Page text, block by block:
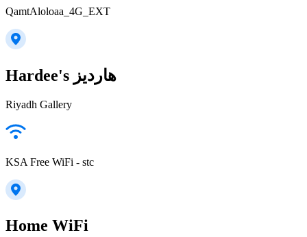
QamtAloloaa_4G_EXT
Hardee's هارديز
Riyadh Gallery
KSA Free WiFi - stc
Home WiFi